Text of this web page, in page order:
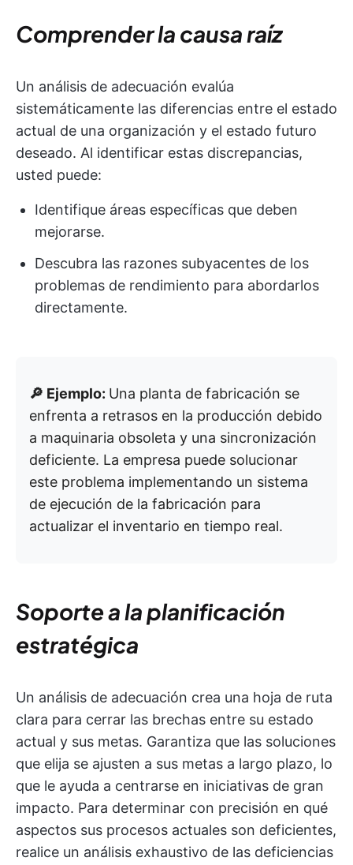
Comprender la causa raíz
Un análisis de adecuación evalúa
sistemáticamente las diferencias entre el estado
actual de una organización y el estado futuro
deseado. Al identificar estas discrepancias,
usted puede:
Identifique áreas específicas que deben
mejorarse.
Descubra las razones subyacentes de los
problemas de rendimiento para abordarlos
directamente.
🔎 Ejemplo: Una planta de fabricación se
enfrenta a retrasos en la producción debido
a maquinaria obsoleta y una sincronización
deficiente. La empresa puede solucionar
este problema implementando un sistema
de ejecución de la fabricación para
actualizar el inventario en tiempo real.
Soporte a la planificación
estratégica
Un análisis de adecuación crea una hoja de ruta
clara para cerrar las brechas entre su estado
actual y sus metas. Garantiza que las soluciones
que elija se ajusten a sus metas a largo plazo, lo
que le ayuda a centrarse en iniciativas de gran
impacto. Para determinar con precisión en qué
aspectos sus procesos actuales son deficientes,
realice un análisis exhaustivo de las deficiencias